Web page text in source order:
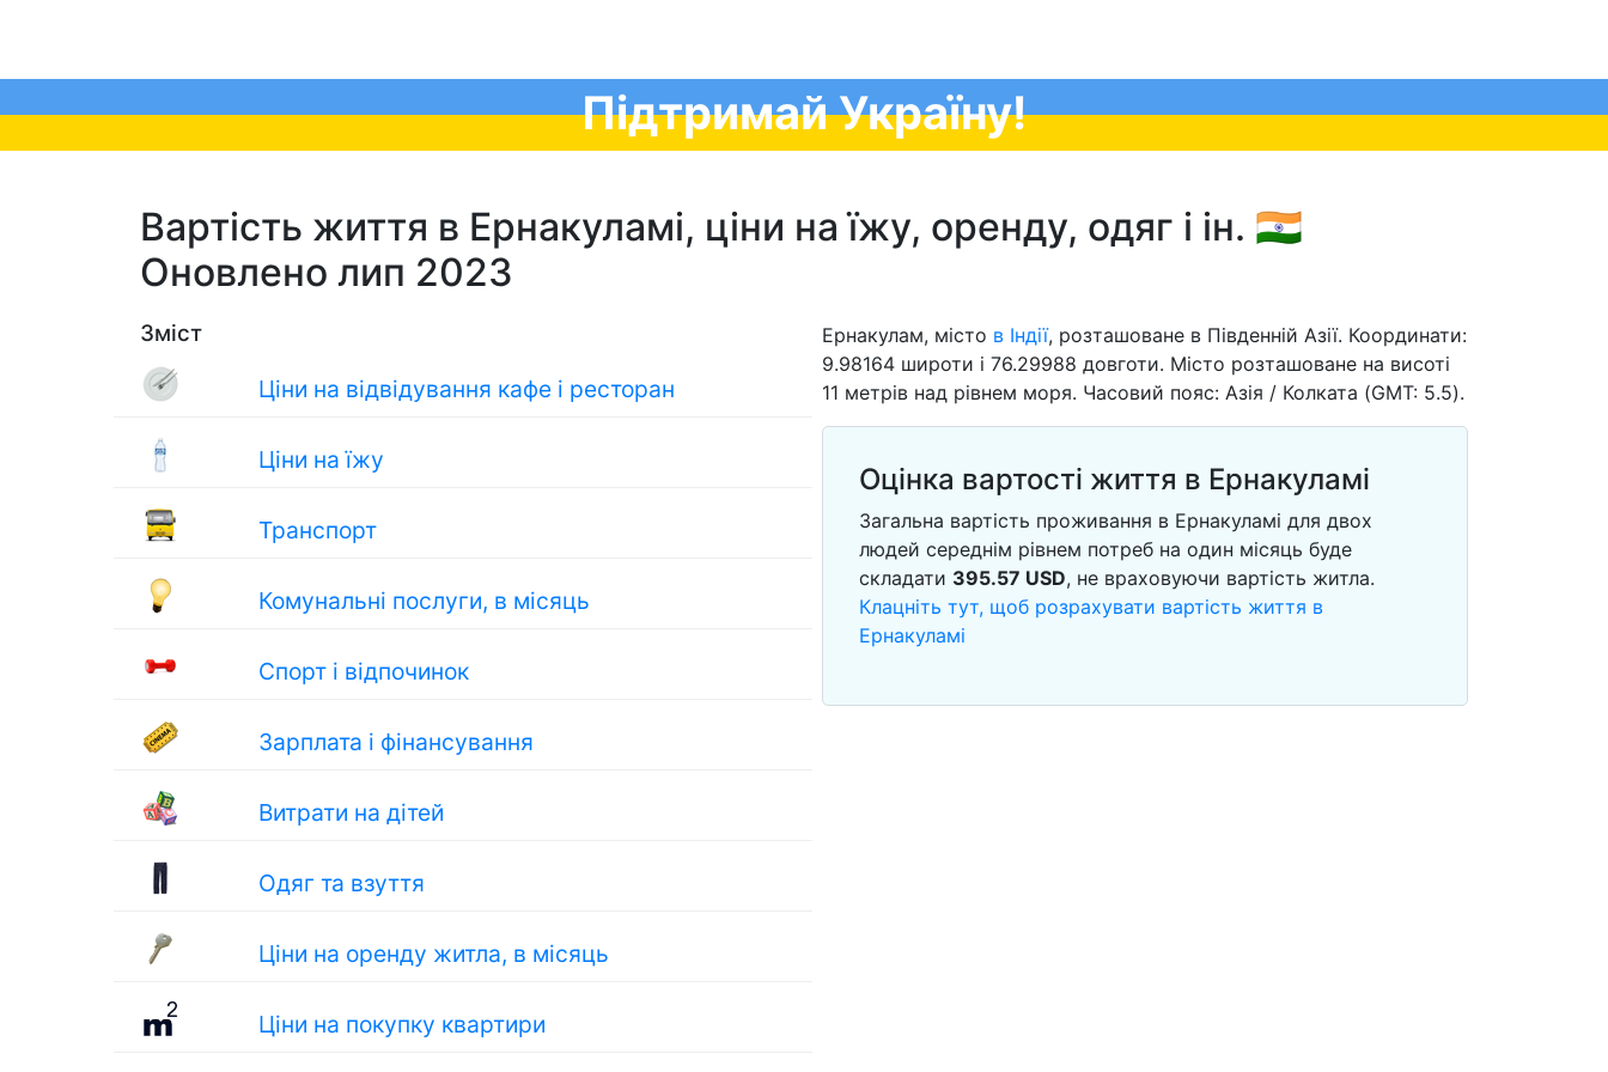
Підтримай Україну!
Вартість життя в Ернакуламі, ціни на їжу, оренду, одяг і ін. 🇮🇳
Оновлено лип 2023
Зміст
Ціни на відвідування кафе і ресторан
Ціни на їжу
Транспорт
Комунальні послуги, в місяць
Спорт і відпочинок
Зарплата і фінансування
Витрати на дітей
Одяг та взуття
Ціни на оренду житла, в місяць
Ціни на покупку квартири
Ернакулам, місто в Індії, розташоване в Південній Азії. Координати:
9.98164 широти і 76.29988 довготи. Місто розташоване на висоті
11 метрів над рівнем моря. Часовий пояс: Азія / Колката (GMT: 5.5).
Оцінка вартості життя в Ернакуламі
Загальна вартість проживання в Ернакуламі для двох
людей середнім рівнем потреб на один місяць буде
складати 395.57 USD, не враховуючи вартість житла.
Клацніть тут, щоб розрахувати вартість життя в
Ернакуламі